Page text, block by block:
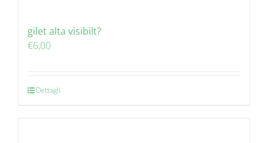
gilet alta visibilt?
€6,00
Dettagli